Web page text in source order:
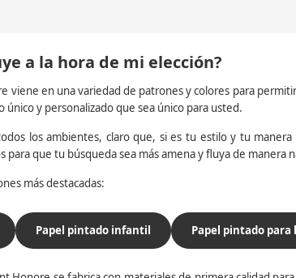
a la hora de mi elección?
viene en una variedad de patrones y colores para
único y personalizado que sea único para usted.
los ambientes, claro que, si es tu estilo y tu
para que tu búsqueda sea más amena y fluya de manera
más destacadas:
Papel pintado infantil Papel pintado para